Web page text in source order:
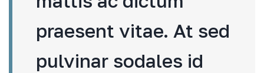
praesent vitae. At sed
pulvinar sodales id